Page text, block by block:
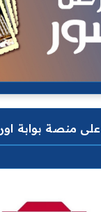
منصة بوابة اور